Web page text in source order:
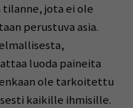
tilanne, jota ei ole
perustuva asia.
luoda paineita
ole tarkoitettu
kaikille ihmisille.